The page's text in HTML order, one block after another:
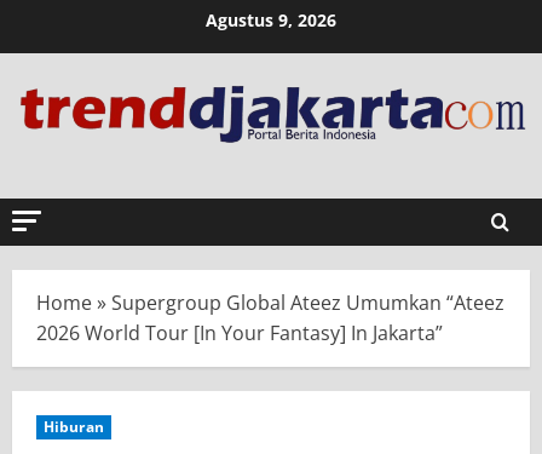
Agustus 9, 2026
Home»Supergroup Global Ateez Umumkan “Ateez
2026 World Tour [In Your Fantasy] In Jakarta”
Hiburan